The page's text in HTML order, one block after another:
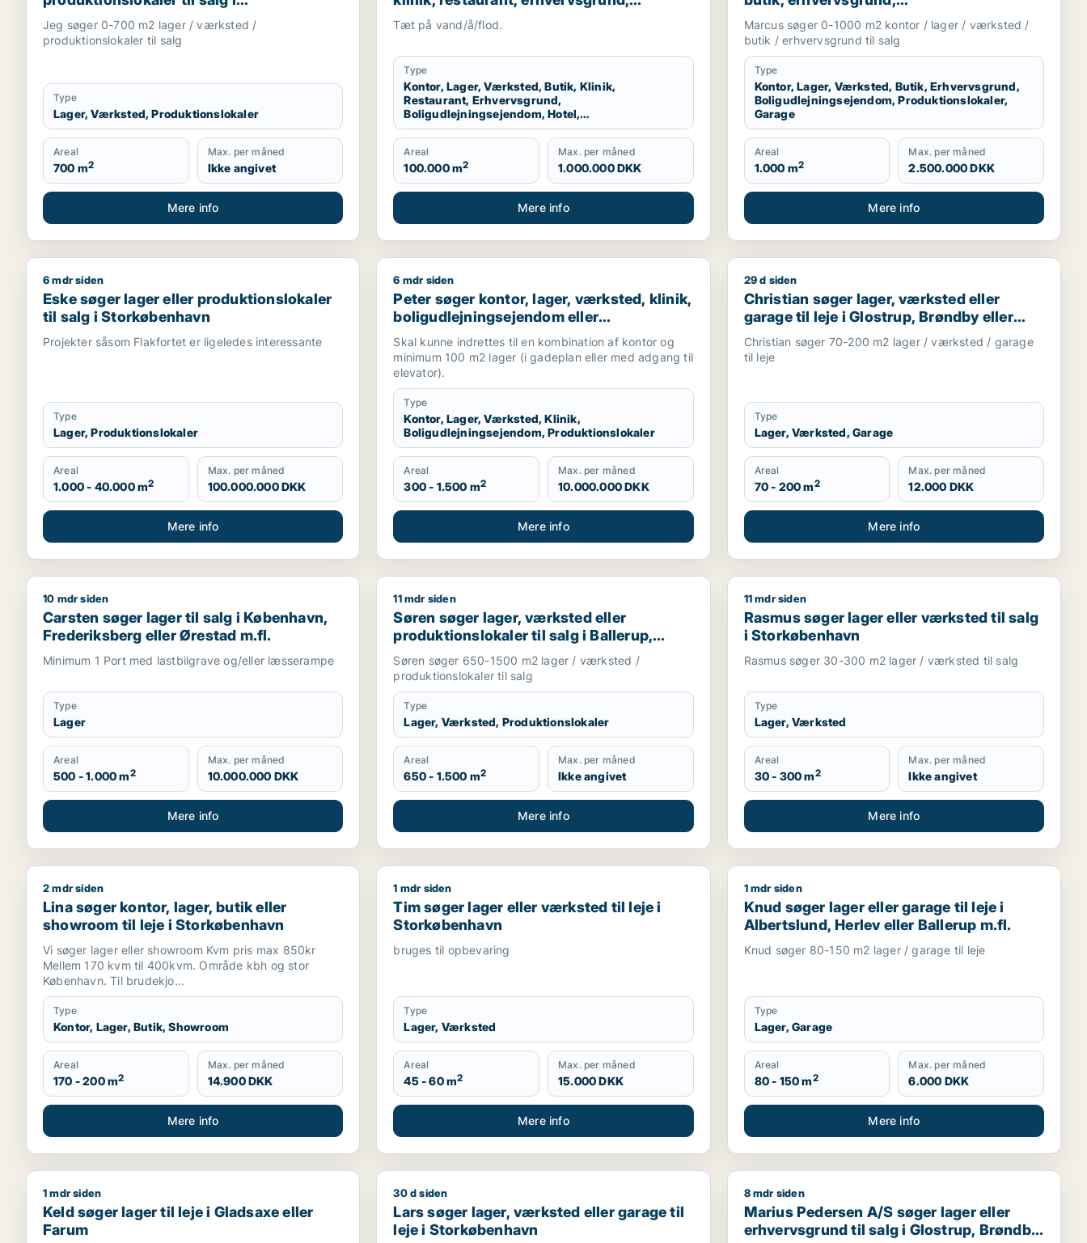
Storkøbenhavn
Jeg søger 0-700 m2 lager / værksted /
produktionslokaler til salg
Type
Lager, Værksted, Produktionslokaler
Areal
700 m2
Max. per måned
Ikke angivet
Mere info
boligudlejningsejendom, hotel,
produktionslokaler eller garage til salg i
Storkøbenhavn
Tæt på vand/å/flod.
Type
Kontor, Lager, Værksted, Butik, Klinik,
Restaurant, Erhvervsgrund,
Boligudlejningsejendom, Hotel,
Produktionslokaler, Garage
Areal
100.000 m2
Max. per måned
1.000.000 DKK
Mere info
boligudlejningsejendom,
produktionslokaler eller garage til salg i
Storkøbenhavn
Marcus søger 0-1000 m2 kontor / lager / værksted /
butik / erhvervsgrund til salg
Type
Kontor, Lager, Værksted, Butik, Erhvervsgrund,
Boligudlejningsejendom, Produktionslokaler,
Garage
Areal
1.000 m2
Max. per måned
2.500.000 DKK
Mere info
Eske søger lager eller produktionslokaler til salg i Storkøbenhavn
6 mdr siden
Eske søger lager eller produktionslokaler
til salg i Storkøbenhavn
Projekter såsom Flakfortet er ligeledes interessante
Type
Lager, Produktionslokaler
Areal
1.000 - 40.000 m2
Max. per måned
100.000.000 DKK
Mere info
Peter søger kontor, lager, værksted, klinik, boligudlejningsejendom eller produktionslokaler til salg i
6 mdr siden
Peter søger kontor, lager, værksted, klinik,
boligudlejningsejendom eller
produktionslokaler til salg i Frederiksberg,
Østerbro eller Nordhavn m.fl.
Skal kunne indrettes til en kombination af kontor og
minimum 100 m2 lager (i gadeplan eller med adgang til
elevator).
Type
Kontor, Lager, Værksted, Klinik,
Boligudlejningsejendom, Produktionslokaler
Areal
300 - 1.500 m2
Max. per måned
10.000.000 DKK
Mere info
Christian søger lager, værksted eller garage til leje i
29 d siden
Christian søger lager, værksted eller
garage til leje i Glostrup, Brøndby eller
Rødovre m.fl.
Christian søger 70-200 m2 lager / værksted / garage
til leje
Type
Lager, Værksted, Garage
Areal
70 - 200 m2
Max. per måned
12.000 DKK
Mere info
Carsten søger lager til salg i København, Frederiksberg eller Ørestad m.fl.
10 mdr siden
Carsten søger lager til salg i København,
Frederiksberg eller Ørestad m.fl.
Minimum 1 Port med lastbilgrave og/eller læsserampe
Type
Lager
Areal
500 - 1.000 m2
Max. per måned
10.000.000 DKK
Mere info
Søren søger lager, værksted eller produktionslokaler til salg i Ballerup, Kongens Lyngby eller Bagsværd m.fl.
11 mdr siden
Søren søger lager, værksted eller
produktionslokaler til salg i Ballerup,
Kongens Lyngby eller Bagsværd m.fl.
Søren søger 650-1500 m2 lager / værksted /
produktionslokaler til salg
Type
Lager, Værksted, Produktionslokaler
Areal
650 - 1.500 m2
Max. per måned
Ikke angivet
Mere info
Rasmus søger lager eller værksted til salg i
11 mdr siden
Rasmus søger lager eller værksted til salg
i Storkøbenhavn
Rasmus søger 30-300 m2 lager / værksted til salg
Type
Lager, Værksted
Areal
30 - 300 m2
Max. per måned
Ikke angivet
Mere info
Lina søger kontor, lager, butik eller showroom til leje i Storkøbenhavn
2 mdr siden
Lina søger kontor, lager, butik eller
showroom til leje i Storkøbenhavn
Vi søger lager eller showroom Kvm pris max 850kr
Mellem 170 kvm til 400kvm. Område kbh og stor
København. Til brudekjo...
Type
Kontor, Lager, Butik, Showroom
Areal
170 - 200 m2
Max. per måned
14.900 DKK
Mere info
Tim søger lager eller værksted til leje i Storkøbenhavn
1 mdr siden
Tim søger lager eller værksted til leje i
Storkøbenhavn
bruges til opbevaring
Type
Lager, Værksted
Areal
45 - 60 m2
Max. per måned
15.000 DKK
Mere info
Knud søger lager eller garage til leje i Albertslund,
1 mdr siden
Knud søger lager eller garage til leje i
Albertslund, Herlev eller Ballerup m.fl.
Knud søger 80-150 m2 lager / garage til leje
Type
Lager, Garage
Areal
80 - 150 m2
Max. per måned
6.000 DKK
Mere info
Keld søger lager til leje i Gladsaxe eller Farum
1 mdr siden
Keld søger lager til leje i Gladsaxe eller
Farum
Lars søger lager, værksted eller garage til leje i Storkøbenhavn
30 d siden
Lars søger lager, værksted eller garage til
leje i Storkøbenhavn
Marius Pedersen A/S søger lager eller
8 mdr siden
Marius Pedersen A/S søger lager eller
erhvervsgrund til salg i Glostrup, Brøndby